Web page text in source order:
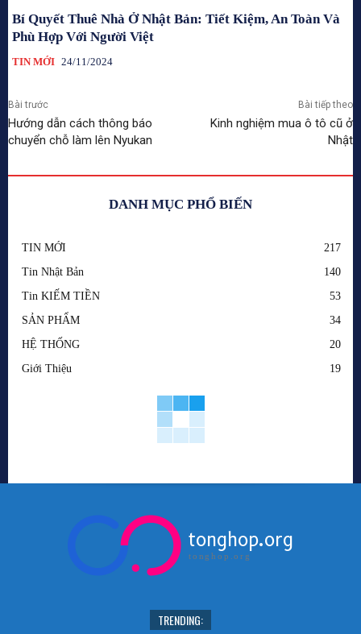
Bí Quyết Thuê Nhà Ở Nhật Bản: Tiết Kiệm, An Toàn Và
Phù Hợp Với Người Việt
TIN MỚI 24/11/2024
Bài trước
Hướng dẫn cách thông báo
chuyển chỗ làm lên Nyukan
Bài tiếp theo
Kinh nghiệm mua ô tô cũ ở
Nhật
DANH MỤC PHỔ BIẾN
TIN MỚI
217
Tin Nhật Bản
140
Tin KIẾM TIỀN
53
SẢN PHẨM
34
HỆ THỐNG
20
Giới Thiệu
19
tonghop.org
tonghop.org
TRENDING: